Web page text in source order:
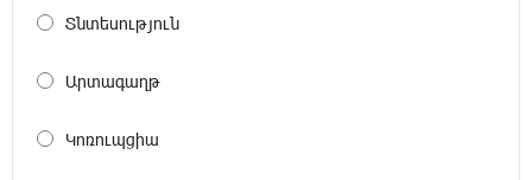
Քաղաքական սուր կոնտրաստն ու
Տնտեսություն
Արտագաղթ
Կոռուպցիա